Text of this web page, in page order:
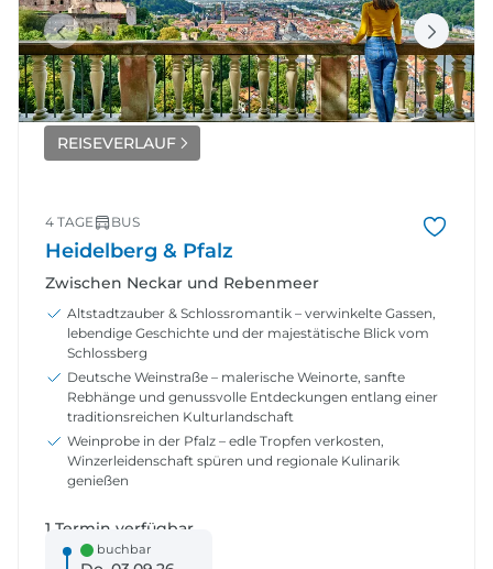
REISEVERLAUF
4 TAGE BUS
Heidelberg & Pfalz
Zwischen Neckar und Rebenmeer
Altstadtzauber & Schlossromantik – verwinkelte Gassen,
lebendige Geschichte und der majestätische Blick vom
Schlossberg
Deutsche Weinstraße – malerische Weinorte, sanfte
Rebhänge und genussvolle Entdeckungen entlang einer
traditionsreichen Kulturlandschaft
Weinprobe in der Pfalz – edle Tropfen verkosten,
Winzerleidenschaft spüren und regionale Kulinarik
genießen
buchbar
1 Termin verfügbar